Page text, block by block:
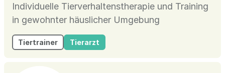
Individuelle Tierverhaltenstherapie und Training
in gewohnter häuslicher Umgebung
Tiertrainer Tierarzt